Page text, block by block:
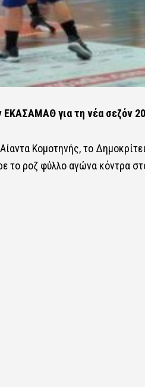
για τη νέα σεζόν
Κομοτηνής, το
το ροζ φύλλο αγώνα κόντρα